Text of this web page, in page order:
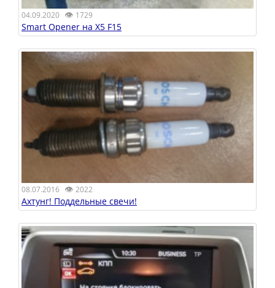
04.09.2020 👁 1729
Smart Opener на X5 F15
08.07.2016 👁 2022
Ахтунг! Поддельные свечи!